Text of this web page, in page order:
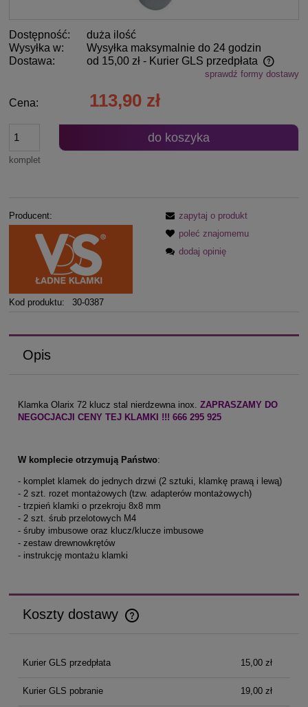
Dostępność:
duża ilość
Wysyłka w:
Wysyłka maksymalnie do 24 godzin
Dostawa:
od 15,00 zł - Kurier GLS przedpłata
Cena nie zawiera ewentualnych kosztów płatnościsprawdź formy dostawy
Cena: 113,90 zł
komplet
do koszyka
Producent:
Kod produktu: 30-0387
zapytaj o produkt
poleć znajomemu
dodaj opinię
Opis
Klamka Olarix 72 klucz stal nierdzewna inox. ZAPRASZAMY DO
NEGOCJACJI CENY TEJ KLAMKI !!! 666 295 925
W komplecie otrzymują Państwo:
- komplet klamek do jednych drzwi (2 sztuki, klamkę prawą i lewą)
- 2 szt. rozet montażowych (tzw. adapterów montażowych)
- trzpień klamki o przekroju 8x8 mm
- 2 szt. śrub przelotowych M4
- śruby imbusowe oraz klucz/klucze imbusowe
- zestaw drewnowkrętów
- instrukcję montażu klamki
Koszty dostawy
Cena nie zawiera ewentualnych kosztów płatności
Kurier GLS przedpłata 15,00 zł
Kurier GLS pobranie 19,00 zł